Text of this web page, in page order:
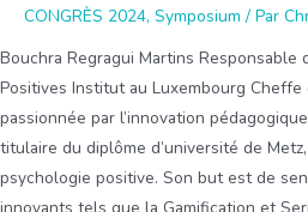
CONGRÈS 2024, Symposium / Par
Bouchra Regragui Martins
Positives Institut au Luxembourg
passionnée par l’innovation
titulaire du diplôme d’université de
psychologie positive. Son but est de